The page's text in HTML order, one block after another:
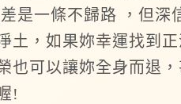
是一條不歸路 ，但深
土，如果妳幸運找到
也可以讓妳全身而退
!